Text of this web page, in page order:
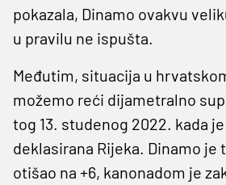
pokazala, Dinamo ovakvu
u pravilu ne ispušta.
Međutim, situacija u
možemo reći dijametralno
tog 13. studenog 2022. kada
deklasirana Rijeka. Dinamo je
otišao na +6, kanonadom je